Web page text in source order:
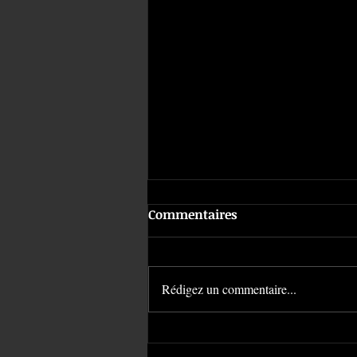
Le débouchage d'un
Commentaires
Rédigez un commentaire...